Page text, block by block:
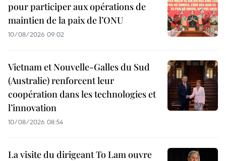
pour participer aux opérations de
maintien de la paix de l’ONU
10/08/2026 09:02
Vietnam et Nouvelle-Galles du Sud
(Australie) renforcent leur
coopération dans les technologies et
l’innovation
10/08/2026 08:54
La visite du dirigeant To Lam ouvre